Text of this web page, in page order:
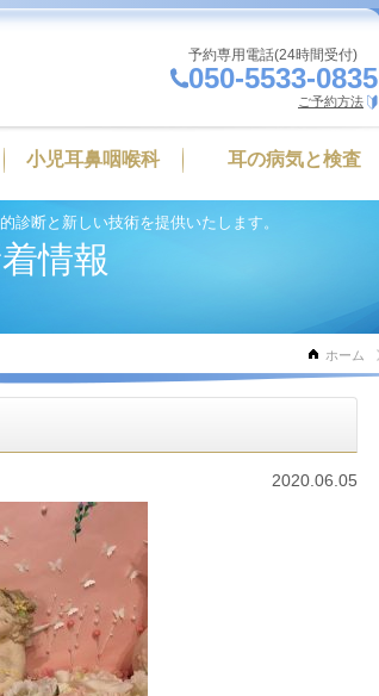
予約専用電話(24時間受付)
050-5533-0835
ご予約方法
小児耳鼻咽喉科 耳の病気と検査
診断と新しい技術を提供いたします。
情報
ホーム
2020.06.05